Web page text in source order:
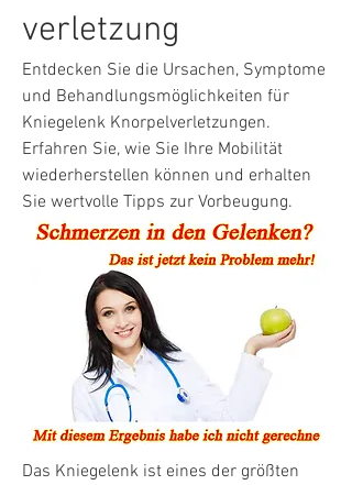
verletzung
Entdecken Sie die Ursachen, Symptome
und Behandlungsmöglichkeiten für
Kniegelenk Knorpelverletzungen.
Erfahren Sie, wie Sie Ihre Mobilität
wiederherstellen können und erhalten
Sie wertvolle Tipps zur Vorbeugung.
Das Kniegelenk ist eines der größten